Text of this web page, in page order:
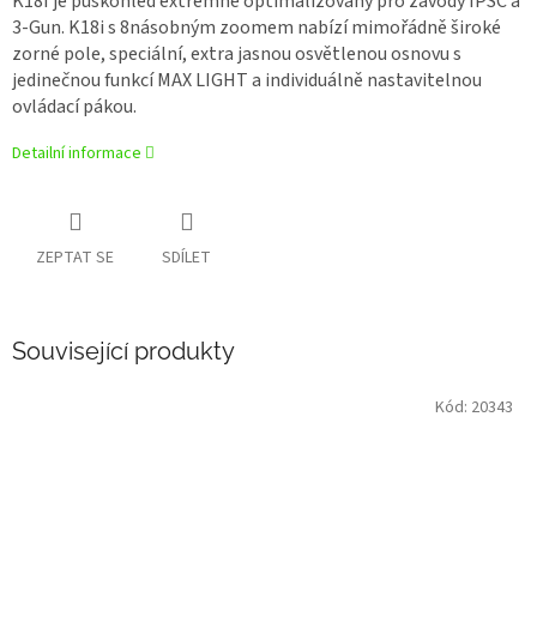
3-Gun. K18i s 8násobným zoomem nabízí mimořádně široké
zorné pole, speciální, extra jasnou osvětlenou osnovu s
jedinečnou funkcí MAX LIGHT a individuálně nastavitelnou
ovládací pákou.
Detailní informace
ZEPTAT SE SDÍLET
Související produkty
Kód: 20343